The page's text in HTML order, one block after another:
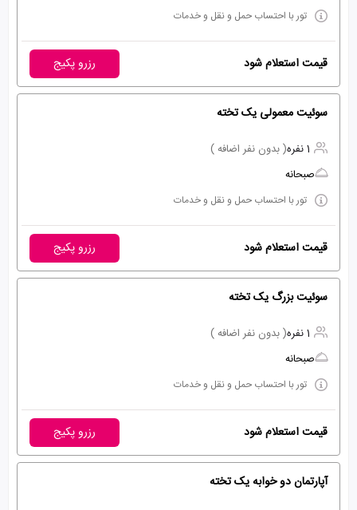
تور با احتساب حمل و نقل و خدمات
قیمت استعلام شود رزرو پکیج
سوئیت معمولی یک تخته
1 نفره
( بدون نفر اضافه )
صبحانه
تور با احتساب حمل و نقل و خدمات
قیمت استعلام شود رزرو پکیج
سوئیت بزرگ یک تخته
1 نفره
( بدون نفر اضافه )
صبحانه
تور با احتساب حمل و نقل و خدمات
قیمت استعلام شود رزرو پکیج
آپارتمان دو خوابه یک تخته